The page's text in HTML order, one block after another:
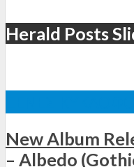
Herald Posts
New Album
– Albedo